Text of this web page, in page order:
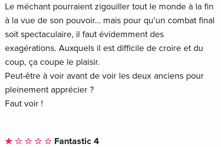
Le méchant pourraient zigouiller tout le monde à la fin
à la vue de son pouvoir… mais pour qu’un combat final
soit spectaculaire, il faut évidemment des
exagérations. Auxquels il est difficile de croire et du
coup, ça coupe le plaisir.
Peut-être à voir avant de voir les deux anciens pour
pleinement apprécier ?
Faut voir !
Fantastic 4